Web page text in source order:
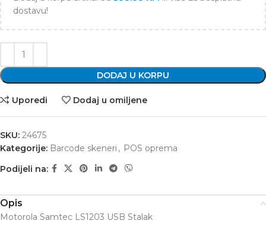
dostavu!
DODAJ U KORPU
Uporedi Dodaj u omiljene
SKU: 24675
Kategorije: Barcode skeneri , POS oprema
Podijeli na:
Opis
Motorola Samtec LS1203 USB Stalak